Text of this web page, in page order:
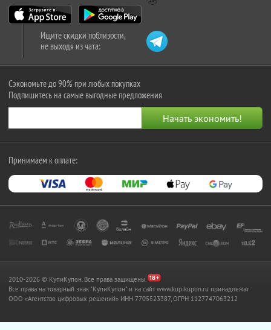
Ищите скидки поблизости,
не выходя из чата:
Сэкономьте до 90% при любых покупках
Подпишитесь на самые выгодные предложения
Принимаем к оплате:
2010-2026 © КупиКупон. Все права защищены.
Все права на товарный знак "КупиКупон" и на сайт www.kupikupon.ru принадлежат
OOO «Агентство цифровых решений» ИНН 7705523387, ОГРН 1127747063212